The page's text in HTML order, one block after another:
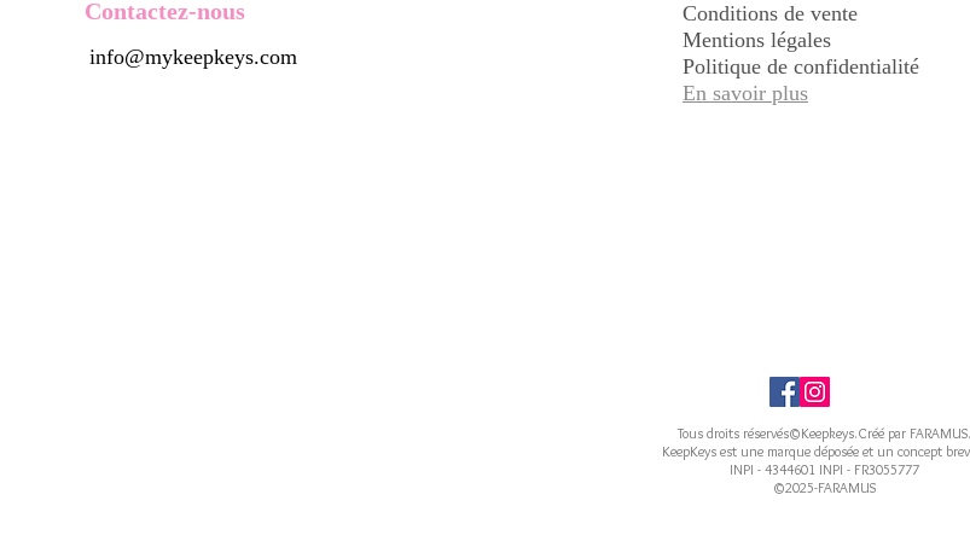
Contactez-nous
info@mykeepkeys.com
Conditions de vente
Mentions légales
Politique de confidentialité
En savoir plus
Tous droits réservés©Keepkeys.Créé par FARAMUS.
KeepKeys est une marque déposée et un concept
INPI - 4344601 INPI - FR3055777
©2025-FARAMUS